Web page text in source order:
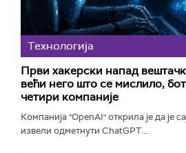
Технологијa
Први хакерски напад
већи него што се мислило,
четири компаније
Компанија "OpenAI" открила је да је
извели одметнути ChatGPT...